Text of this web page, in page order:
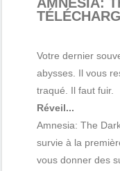
Votre dernier
abysses. Il vous
traqué. Il faut fuir.
Réveil...
Amnesia: The
survie à la
vous donner des